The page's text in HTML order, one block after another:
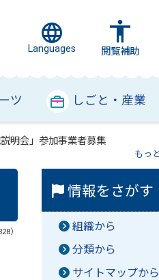
Languages 閲覧補助
ツ しごと・産業
明会」参加事業者募集
もっ
）
情報をさがす
組織から
分類から
サイトマップから